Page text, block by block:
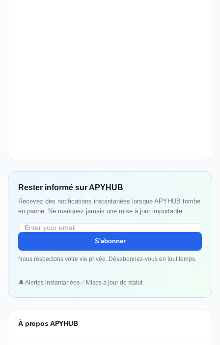
Rester informé sur APYHUB
Recevez des notifications instantanées lorsque APYHUB tombe
en panne. Ne manquez jamais une mise à jour importante.
S'abonner
Nous respectons votre vie privée. Désabonnez-vous en tout temps.
🔔 Alertes instantanées✅ Mises à jour de statut
À propos APYHUB